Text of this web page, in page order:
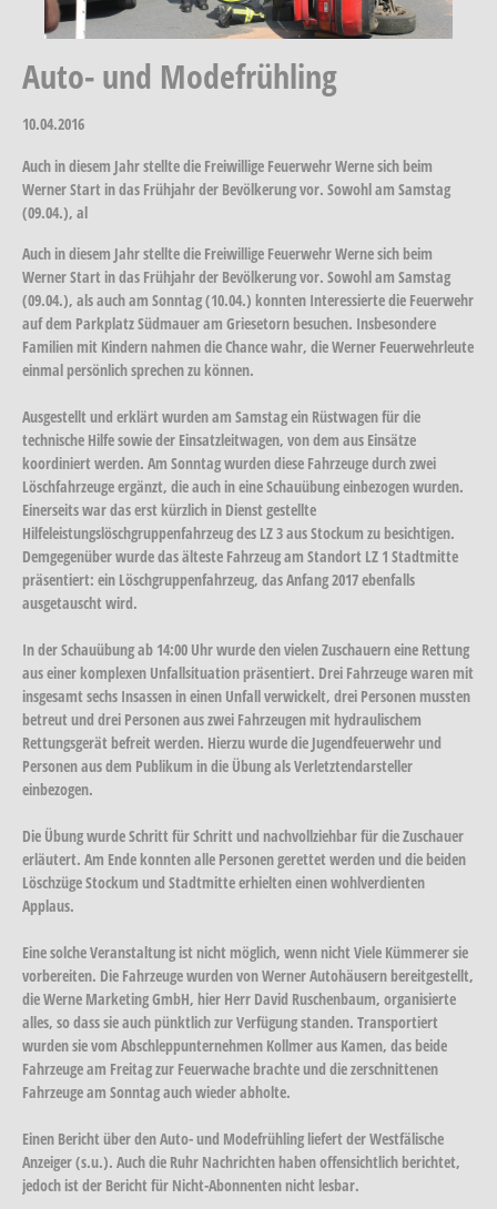
Auto- und Modefrühling
10.04.2016
Auch in diesem Jahr stellte die Freiwillige Feuerwehr Werne sich beim
Werner Start in das Frühjahr der Bevölkerung vor. Sowohl am Samstag
(09.04.), al
Auch in diesem Jahr stellte die Freiwillige Feuerwehr Werne sich beim
Werner Start in das Frühjahr der Bevölkerung vor. Sowohl am Samstag
(09.04.), als auch am Sonntag (10.04.) konnten Interessierte die Feuerwehr
auf dem Parkplatz Südmauer am Griesetorn besuchen. Insbesondere
Familien mit Kindern nahmen die Chance wahr, die Werner Feuerwehrleute
einmal persönlich sprechen zu können.
Ausgestellt und erklärt wurden am Samstag ein Rüstwagen für die
technische Hilfe sowie der Einsatzleitwagen, von dem aus Einsätze
koordiniert werden. Am Sonntag wurden diese Fahrzeuge durch zwei
Löschfahrzeuge ergänzt, die auch in eine Schauübung einbezogen wurden.
Einerseits war das erst kürzlich in Dienst gestellte
Hilfeleistungslöschgruppenfahrzeug des LZ 3 aus Stockum zu besichtigen.
Demgegenüber wurde das älteste Fahrzeug am Standort LZ 1 Stadtmitte
präsentiert: ein Löschgruppenfahrzeug, das Anfang 2017 ebenfalls
ausgetauscht wird.
In der Schauübung ab 14:00 Uhr wurde den vielen Zuschauern eine Rettung
aus einer komplexen Unfallsituation präsentiert. Drei Fahrzeuge waren mit
insgesamt sechs Insassen in einen Unfall verwickelt, drei Personen mussten
betreut und drei Personen aus zwei Fahrzeugen mit hydraulischem
Rettungsgerät befreit werden. Hierzu wurde die Jugendfeuerwehr und
Personen aus dem Publikum in die Übung als Verletztendarsteller
einbezogen.
Die Übung wurde Schritt für Schritt und nachvollziehbar für die Zuschauer
erläutert. Am Ende konnten alle Personen gerettet werden und die beiden
Löschzüge Stockum und Stadtmitte erhielten einen wohlverdienten
Applaus.
Eine solche Veranstaltung ist nicht möglich, wenn nicht Viele Kümmerer sie
vorbereiten. Die Fahrzeuge wurden von Werner Autohäusern bereitgestellt,
die Werne Marketing GmbH, hier Herr David Ruschenbaum, organisierte
alles, so dass sie auch pünktlich zur Verfügung standen. Transportiert
wurden sie vom Abschleppunternehmen Kollmer aus Kamen, das beide
Fahrzeuge am Freitag zur Feuerwache brachte und die zerschnittenen
Fahrzeuge am Sonntag auch wieder abholte.
Einen Bericht über den Auto- und Modefrühling liefert der Westfälische
Anzeiger (s.u.). Auch die Ruhr Nachrichten haben offensichtlich berichtet,
jedoch ist der Bericht für Nicht-Abonnenten nicht lesbar.